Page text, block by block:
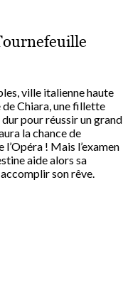
ville italienne haute
Chiara, une fillette
pour réussir un grand
la chance de
! Mais l’examen
aide alors sa
son rêve.